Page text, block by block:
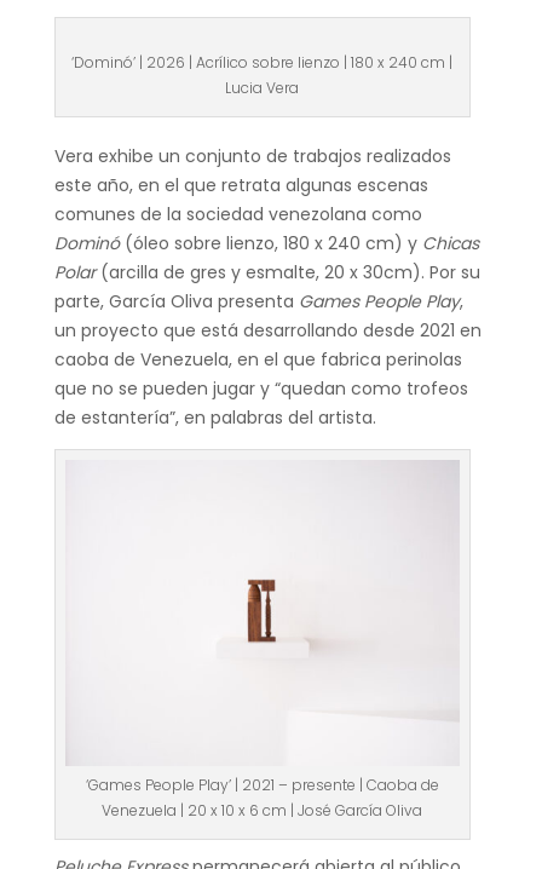
‘Dominó’ | 2026 | Acrílico sobre lienzo | 180 x 240 cm |
Lucia Vera
Vera exhibe un conjunto de trabajos realizados
este año, en el que retrata algunas escenas
comunes de la sociedad venezolana como
Dominó(óleo sobre lienzo, 180 x 240 cm) y Chicas
Polar(arcilla de gres y esmalte, 20 x 30cm). Por su
parte, García Oliva presenta Games People Play,
un proyecto que está desarrollando desde 2021 en
caoba de Venezuela, en el que fabrica perinolas
que no se pueden jugar y “quedan como trofeos
de estantería”, en palabras del artista.
‘Games People Play’ | 2021 – presente | Caoba de
Venezuela | 20 x 10 x 6 cm | José García Oliva